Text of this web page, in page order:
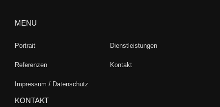
MENU
Portrait Dienstleistungen
Referenzen Kontakt
Impressum / Datenschutz
KONTAKT